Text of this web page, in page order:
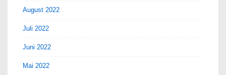
August 2022
Juli 2022
Juni 2022
Mai 2022